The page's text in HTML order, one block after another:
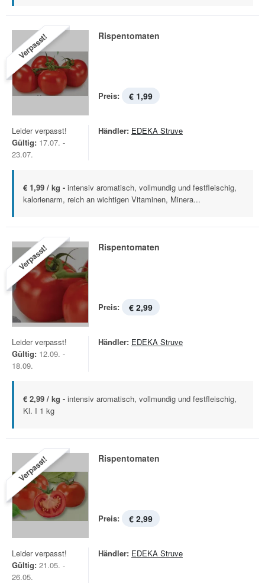
Verpasst! Rispentomaten
Preis: € 1,99
Leider verpasst!
Gültig: 17.07. -
23.07.
Händler: EDEKA Struve
€ 1,99 / kg - intensiv aromatisch, vollmundig und festfleischig,
kalorienarm, reich an wichtigen Vitaminen, Minera...
Verpasst! Rispentomaten
Preis: € 2,99
Leider verpasst!
Gültig: 12.09. -
18.09.
Händler: EDEKA Struve
€ 2,99 / kg - intensiv aromatisch, vollmundig und festfleischig,
Kl. I 1 kg
Verpasst! Rispentomaten
Preis: € 2,99
Leider verpasst!
Gültig: 21.05. -
26.05.
Händler: EDEKA Struve